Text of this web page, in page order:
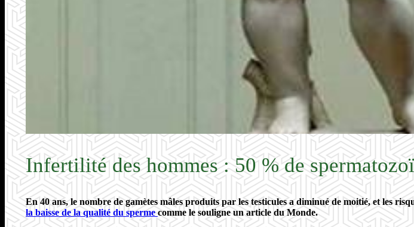
Infertilité des hommes : 50 % de
En 40 ans, le nombre de gamètes mâles produits par les testicules a diminué de moitié, et les
la baisse de la qualité du spermecomme le souligne un article du Monde.